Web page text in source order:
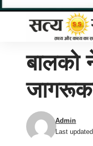
बालको
Last
Admin